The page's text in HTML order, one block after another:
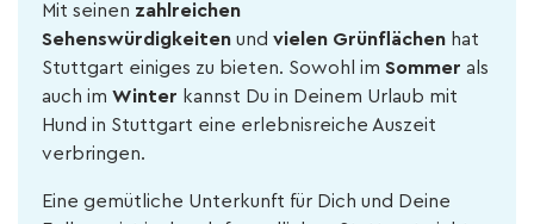
Mit seinen zahlreichen
Sehenswürdigkeiten und vielen Grünflächen hat
Stuttgart einiges zu bieten. Sowohl im Sommer als
auch im Winter kannst Du in Deinem Urlaub mit
Hund in Stuttgart eine erlebnisreiche Auszeit
verbringen.
Eine gemütliche Unterkunft für Dich und Deine